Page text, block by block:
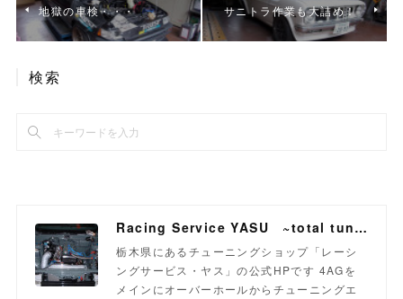
地獄の車検・・・ サニトラ作業も大詰め！
検索
Racing Service YASU ~total tuning proshop~
栃木県にあるチューニングショップ「レーシ
ングサービス・ヤス」の公式HPです 4AGを
メインにオーバーホールからチューニングエ